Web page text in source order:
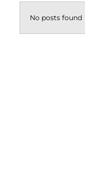
No posts found